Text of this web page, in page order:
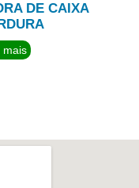
DE CAIXA
mais